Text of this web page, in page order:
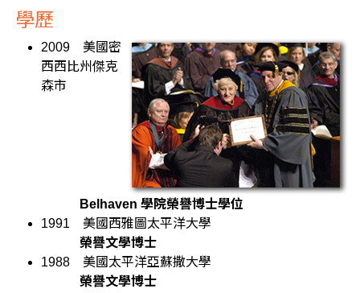
學歷
2009
美國密
西西比州傑克
森市
Belhaven 學院榮譽博士學位
1991
美國西雅圖太平洋大學
榮譽文學博士
1988
美國太平洋亞蘇撒大學
榮譽文學博士